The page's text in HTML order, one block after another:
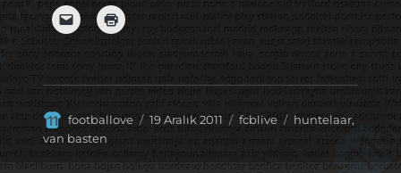
Yazar
footballove
Yayın
19 Aralık 2011 Kategoriler
fcblive Etiketler
huntelaar,
van basten